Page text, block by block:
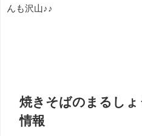
んも沢山♪♪
焼きそばのまるしょ
情報